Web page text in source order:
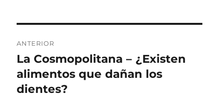
de
entradas
ANTERIOR
Entrada
anterior:
La Cosmopolitana – ¿Existen
alimentos que dañan los
dientes?